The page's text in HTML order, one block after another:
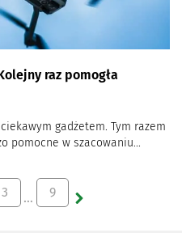
raz pomogła
gadżetem. Tym razem
pomocne w szacowaniu...
3 … 9